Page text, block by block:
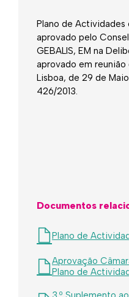
​​​​Plano de Actividades
aprovado pelo
GEBALIS, EM na
aprovado em reunião
Lisboa, de 29 de
426/2013.
Documentos
Plano de
Aprovação
Plano de